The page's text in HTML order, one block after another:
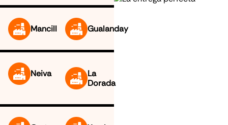
Mancilla Gualanday
Neiva
La
Dorada